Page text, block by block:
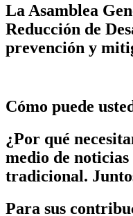
La Asamblea
Reducción de
prevención y
Cómo puede
¿Por qué
medio de
tradicional.
Para sus